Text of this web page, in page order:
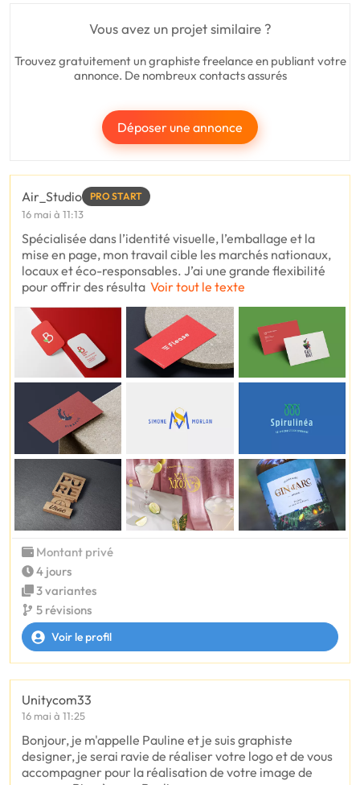
Vous avez un projet similaire ?
Trouvez gratuitement un graphiste freelance en publiant votre
annonce. De nombreux contacts assurés
Déposer une annonce
Air_Studio PRO START
16 mai à 11:13
Spécialisée dans l’identité visuelle, l’emballage et la
mise en page, mon travail cible les marchés nationaux,
locaux et éco-responsables. J’ai une grande flexibilité
pour offrir des résulta Voir tout le texte
Montant privé
4 jours
3 variantes
5 révisions
Voir le profil
Unitycom33
16 mai à 11:25
Bonjour, je m'appelle Pauline et je suis graphiste
designer, je serai ravie de réaliser votre logo et de vous
accompagner pour la réalisation de votre image de